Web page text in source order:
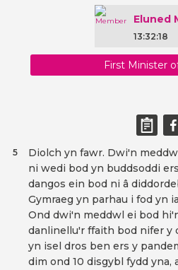
Eluned
13:32:18
First Minister
Diolch yn fawr. Dwi'n
ni wedi bod yn buddsoddi
dangos ein bod ni â
Gymraeg yn parhau i fod yn
Ond dwi'n meddwl ei bod
danlinellu'r ffaith bod nifer y
yn isel dros ben ers y
dim ond 10 disgybl fydd yna,
5